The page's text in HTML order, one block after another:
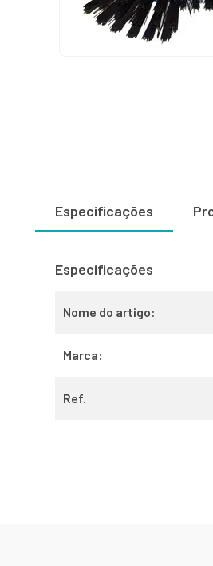
Especificações
Especificações
Nome do artigo:
Marca:
Ref.